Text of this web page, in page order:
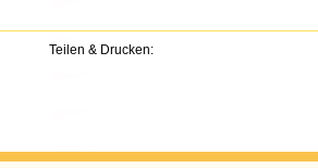
Teilen & Drucken: